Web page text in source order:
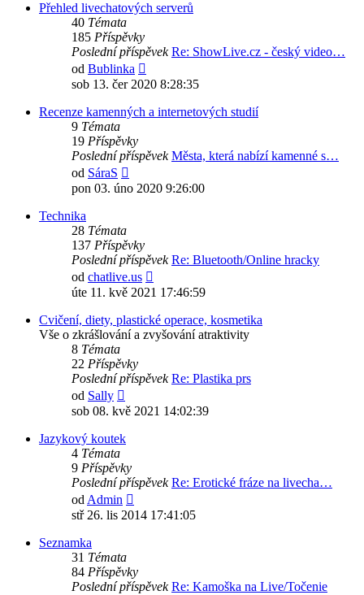
Přehled livechatových serverů
40 Témata
185 Příspěvky
Poslední příspěvek Re: ShowLive.cz - český video…
od Bublinka
poslední
sob 13. čer 2020 8:28:35
Recenze kamenných a internetových studií
9 Témata
19 Příspěvky
Poslední příspěvek Města, která nabízí kamenné s…
od SáraS
poslední
pon 03. úno 2020 9:26:00
Technika
28 Témata
137 Příspěvky
Poslední příspěvek Re: Bluetooth/Online hracky
od chatlive.us
poslední
úte 11. kvě 2021 17:46:59
Cvičení, diety, plastické operace, kosmetika
Vše o zkrášlování a zvyšování atraktivity
8 Témata
22 Příspěvky
Poslední příspěvek Re: Plastika prs
od Sally
poslední
sob 08. kvě 2021 14:02:39
Jazykový koutek
4 Témata
9 Příspěvky
Poslední příspěvek Re: Erotické fráze na livecha…
odAdmin
poslední
stř 26. lis 2014 17:41:05
Seznamka
31 Témata
84 Příspěvky
Poslední příspěvek Re: Kamoška na Live/Točenie